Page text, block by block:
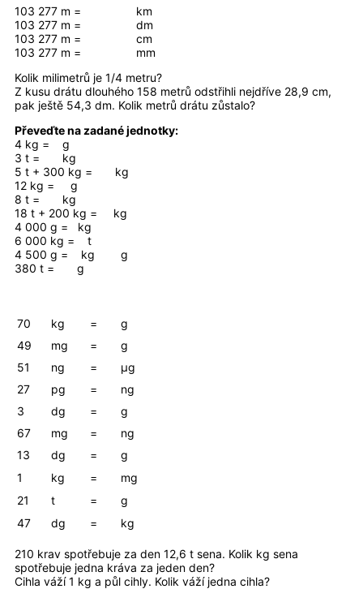
103 277 m = km
103 277 m = dm
103 277 m = cm
103 277 m = mm
Kolik milimetrů je 1/4 metru?
Z kusu drátu dlouhého 158 metrů odstřihli nejdříve 28,9 cm,
pak ještě 54,3 dm. Kolik metrů drátu zůstalo?
Převeďte na zadané jednotky:
4 kg = g
3 t = kg
5 t + 300 kg = kg
12 kg = g
8 t = kg
18 t + 200 kg = kg
4 000 g = kg
6 000 kg = t
4 500 g = kg g
380 t = g
70 kg =
g
49
mg =
g
51
ng =
µg
27
pg =
ng
3
dg =
g
67
mg =
ng
13
dg =
g
1
kg =
mg
21
t =
g
47
dg = kg
210 krav spotřebuje za den 12,6 t sena. Kolik kg sena
spotřebuje jedna kráva za jeden den?
Cihla váží 1 kg a půl cihly. Kolik váží jedna cihla?